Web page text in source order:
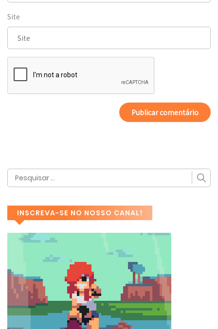
Site
INSCREVA-SE NO NOSSO CANAL!